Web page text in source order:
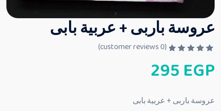
عروسة باربى + عربية بابى
م
ا
ي
(
0
295EGP
عروسة باربى + عربية بابى